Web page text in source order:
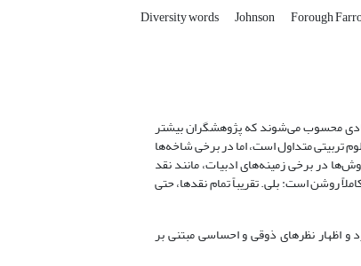
Diversity words Johnson Forough
محسوب می‌شوند که پژوهشگران بیشتر
تربیتی متداول است، اما در برخی شاخه‌ها
در برخی زمینه‌های ادبیات، مانند نقد
روشن است: بلی. تقریباً تمام نقدها، حتی
اظهار نظرهای ذوقی و احساسی مبتنی بر